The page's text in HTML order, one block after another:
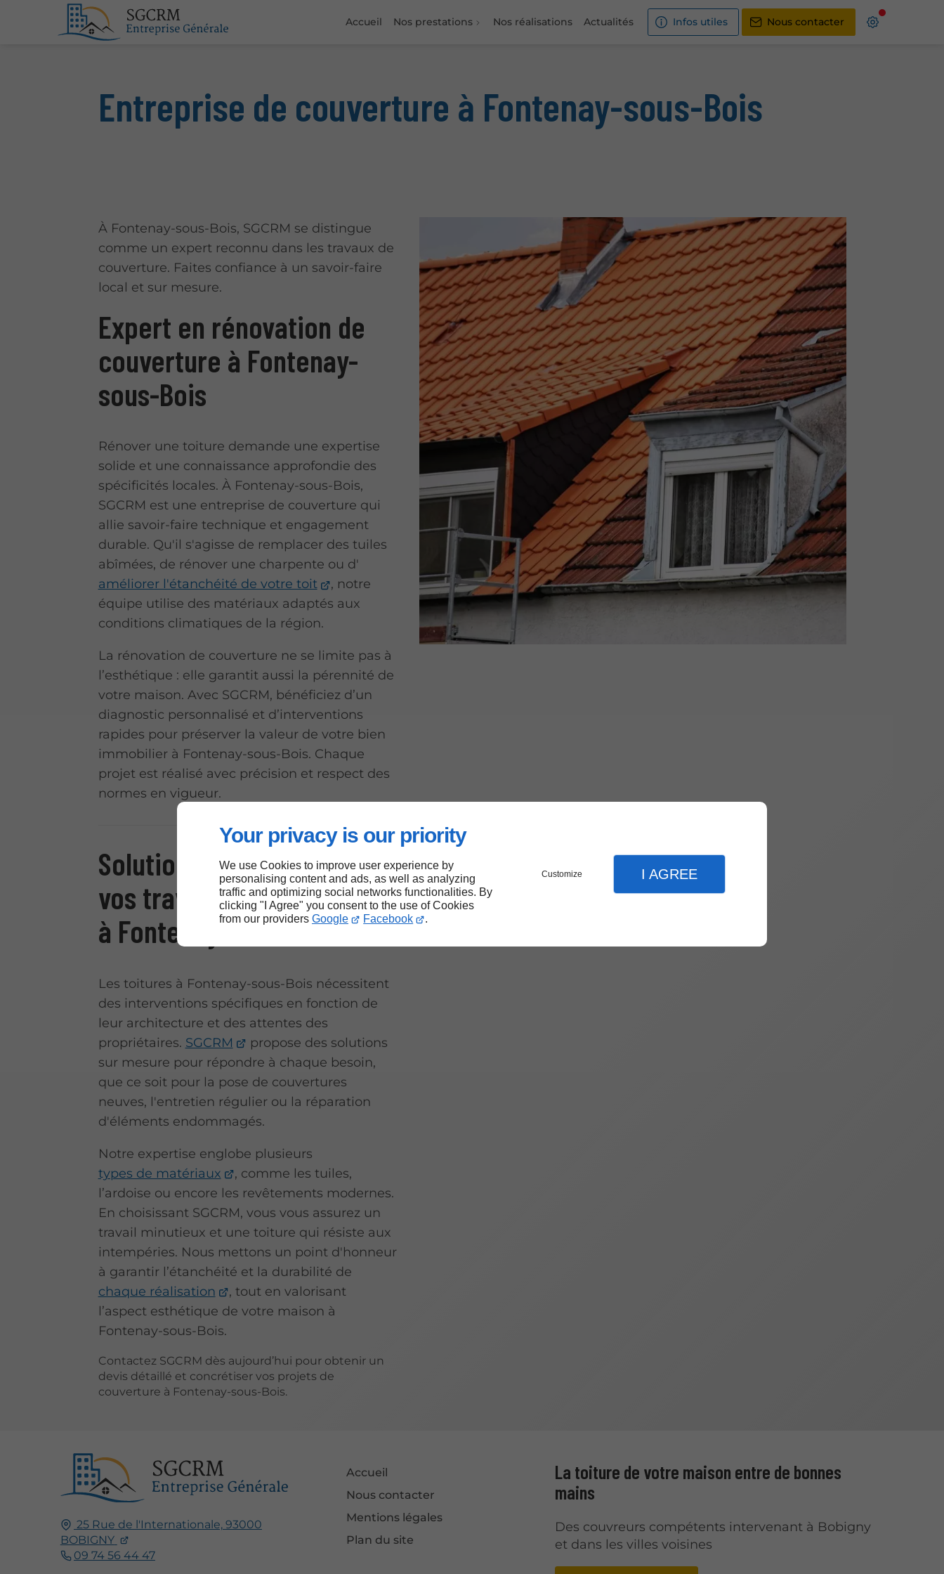
Your privacy is our priority
We use Cookies to improve user experience by
personalising content and ads, as well as analyzing
traffic and optimizing social networks functionalities. By
clicking "I Agree" you consent to the use of Cookies
from our providers Google Facebook .
Customize I AGREE
Accueil Nos prestations Nos réalisations Actualités Infos utiles Nous contacter
Entreprise de couverture à Fontenay-sous-Bois
À Fontenay-sous-Bois, SGCRM se distingue
comme un expert reconnu dans les travaux de
couverture. Faites confiance à un savoir-faire
local et sur mesure.
Expert en rénovation de
couverture à Fontenay-
sous-Bois
Rénover une toiture demande une expertise
solide et une connaissance approfondie des
spécificités locales. À Fontenay-sous-Bois,
SGCRM est une entreprise de couverture qui
allie savoir-faire technique et engagement
durable. Qu'il s'agisse de remplacer des tuiles
abîmées, de rénover une charpente ou d'
améliorer l'étanchéité de votre toit
, notre
équipe utilise des matériaux adaptés aux
conditions climatiques de la région.
La rénovation de couverture ne se limite pas à
l’esthétique : elle garantit aussi la pérennité de
votre maison. Avec SGCRM, bénéficiez d’un
diagnostic personnalisé et d’interventions
rapides pour préserver la valeur de votre bien
immobilier à Fontenay-sous-Bois. Chaque
projet est réalisé avec précision et respect des
normes en vigueur.
Solutions sur mesure pour
vos travaux de couverture
à Fontenay-sous-Bois
Les toitures à Fontenay-sous-Bois nécessitent
des interventions spécifiques en fonction de
leur architecture et des attentes des
propriétaires. SGCRM
propose des solutions
sur mesure pour répondre à chaque besoin,
que ce soit pour la pose de couvertures
neuves, l'entretien régulier ou la réparation
d'éléments endommagés.
Notre expertise englobe plusieurs
types de matériaux
, comme les tuiles,
l’ardoise ou encore les revêtements modernes.
En choisissant SGCRM, vous vous assurez un
travail minutieux et une toiture qui résiste aux
intempéries. Nous mettons un point d'honneur
à garantir l’étanchéité et la durabilité de
chaque réalisation
, tout en valorisant
l’aspect esthétique de votre maison à
Fontenay-sous-Bois.
Contactez SGCRM dès aujourd’hui pour obtenir un
devis détaillé et concrétiser vos projets de
couverture à Fontenay-sous-Bois.
25 Rue de l'Internationale, 93000
BOBIGNY
09 74 56 44 47
Accueil
Nous contacter
Mentions légales
Plan du site
La toiture de votre maison entre de bonnes
mains
Des couvreurs compétents intervenant à Bobigny
et dans les villes voisines